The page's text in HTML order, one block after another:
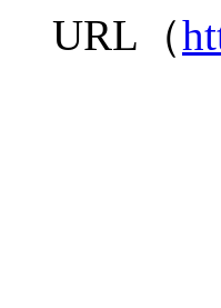
URL（